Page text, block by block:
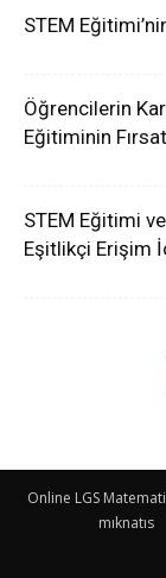
STEM
Öğrencilerin
Eğitiminin
STEM Eğitimi
Eşitlikçi Erişim
Online LGS
mıknatıs